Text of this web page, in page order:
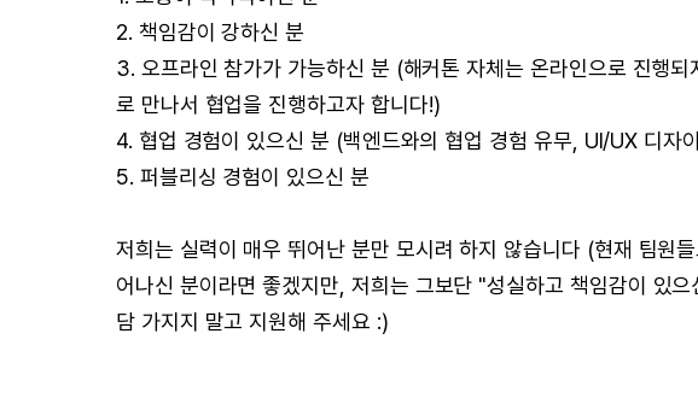
2. 책임감이 강하신 분
3. 오프라인 참가가 가능하신 분 (해커톤 자체는 온라인으로 진행
로 만나서 협업을 진행하고자 합니다!)
4. 협업 경험이 있으신 분 (백엔드와의 협업 경험 유무, UI/UX 디자
5. 퍼블리싱 경험이 있으신 분
저희는 실력이 매우 뛰어난 분만 모시려 하지 않습니다 (현재 팀원
어나신 분이라면 좋겠지만, 저희는 그보단 "성실하고 책임감이 있
담 가지지 말고 지원해 주세요 :)